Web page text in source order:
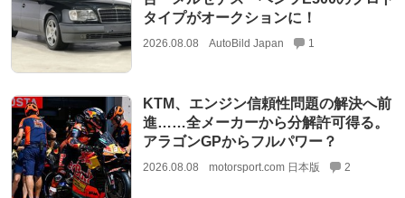
タイプがオークションに！
2026.08.08 AutoBild Japan 1
KTM、エンジン信頼性問題の解決へ前
進……全メーカーから分解許可得る。
アラゴンGPからフルパワー？
2026.08.08 motorsport.com 日本版 2